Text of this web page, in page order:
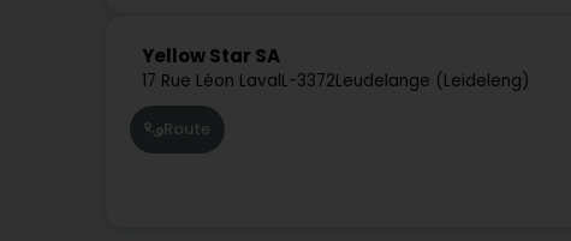
Yellow Star SA
17 Rue Léon LavalL-3372Leudelange (Leideleng)
Route